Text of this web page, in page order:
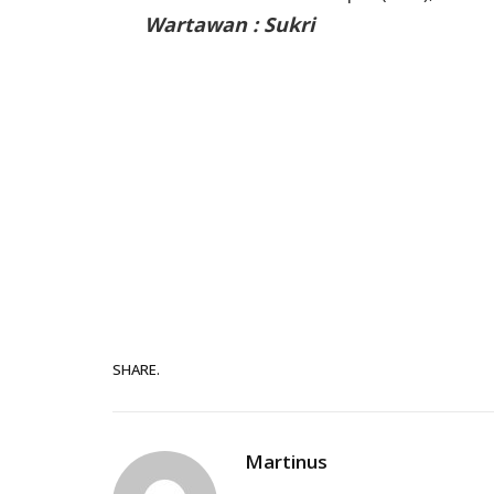
Wartawan : Sukri
SHARE.
Martinus